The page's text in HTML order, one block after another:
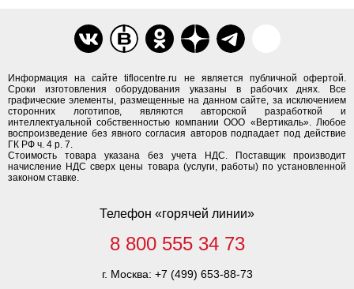
Информация на сайте tiflocentre.ru не является публичной офертой.
Сроки изготовления оборудования указаны в рабочих днях. Все
графические элементы, размещенные на данном сайте, за исключением
сторонних логотипов, являются авторской разработкой и
интеллектуальной собственностью компании ООО «Вертикаль». Любое
воспроизведение без явного согласия авторов подпадает под действие
ГК РФ ч. 4 р. 7.
Стоимость товара указана без учета НДС. Поставщик производит
начисление НДС сверх цены товара (услуги, работы) по установленной
законом ставке.
Телефон «горячей линии»
8 800 555 34 73
г. Москва: +7 (499) 653-88-73